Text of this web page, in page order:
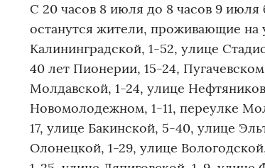
С 20 часов 8 июля до 8 часов 9 июля
останутся жители, проживающие на
Калининградской, 1-52, улице
40 лет Пионерии, 15-24,
Молдавской, 1-24, улице
Новомолодежном, 1-11, переулке
17, улице Бакинской, 5-40, улице
Олонецкой, 1-29, улице